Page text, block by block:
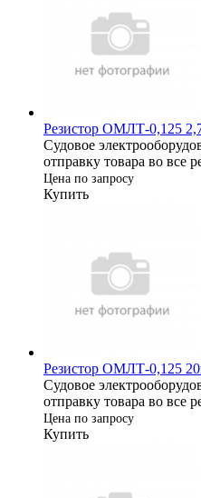
Резистор ОМЛТ-0,125
Судовое
отправку товара во
Цена по запросу
Купить
Резистор ОМЛТ-0,125
Судовое
отправку товара во
Цена по запросу
Купить